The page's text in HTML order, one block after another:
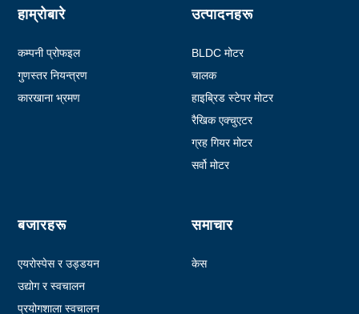
हाम्रोबारे
कम्पनी प्रोफइल
गुणस्तर नियन्त्रण
कारखाना भ्रमण
उत्पादनहरू
BLDC मोटर
चालक
हाइब्रिड स्टेपर मोटर
रैखिक एक्चुएटर
ग्रह गियर मोटर
सर्वो मोटर
बजारहरू
एयरोस्पेस र उड्डयन
उद्योग र स्वचालन
प्रयोगशाला स्वचालन
समाचार
केस